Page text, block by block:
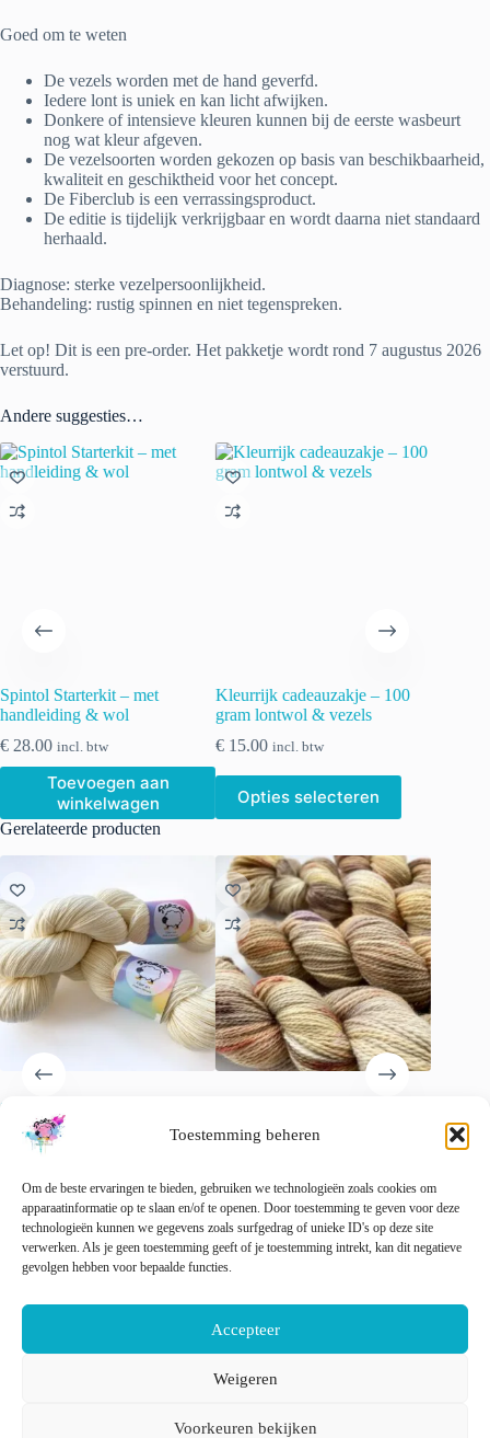
Toestemming beheren
Om de beste ervaringen te bieden, gebruiken we technologieën zoals cookies om
apparaatinformatie op te slaan en/of te openen. Door toestemming te geven voor deze
technologieën kunnen we gegevens zoals surfgedrag of unieke ID's op deze site
verwerken. Als je geen toestemming geeft of je toestemming intrekt, kan dit negatieve
gevolgen hebben voor bepaalde functies.
Accepteer
Weigeren
Voorkeuren bekijken
Goed om te weten
De vezels worden met de hand geverfd.
Iedere lont is uniek en kan licht afwijken.
Donkere of intensieve kleuren kunnen bij de eerste wasbeurt
nog wat kleur afgeven.
De vezelsoorten worden gekozen op basis van beschikbaarheid,
kwaliteit en geschiktheid voor het concept.
De Fiberclub is een verrassingsproduct.
De editie is tijdelijk verkrijgbaar en wordt daarna niet standaard
herhaald.
Diagnose: sterke vezelpersoonlijkheid.
Behandeling: rustig spinnen en niet tegenspreken.
Let op! Dit is een pre-order. Het pakketje wordt rond 7 augustus 2026
verstuurd.
Andere suggesties…
Spintol Starterkit – met
handleiding & wol
€ 28.00 incl. btw
Toevoegen aan
winkelwagen
Kleurrijk cadeauzakje – 100
gram lontwol & vezels
€ 15.00 incl. btw
Opties selecteren
Dit
product
heeft
variaties.
Deze
optie
kan
gekozen
worden
op
de
productpagina
Gerelateerde producten
Superwash Merino garen
‘Natural White’.
15.00
Opties selecteren
product
Deze
garen. Superwash Merino,
nylon en stellina glitter.
€22.00 incl. btw
Gewaardeerd5.00uit 5
garen.
🚨 Nog